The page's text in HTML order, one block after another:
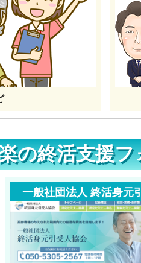
の終活支援フ
一般社団法人 終活身元